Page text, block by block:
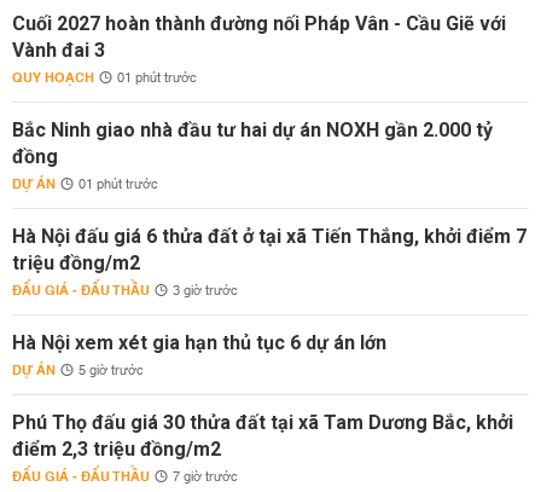
Cuối 2027 hoàn thành đường nối Pháp Vân - Cầu Giẽ với
Vành đai 3
QUY HOẠCH 01 phút trước
Bắc Ninh giao nhà đầu tư hai dự án NOXH gần 2.000 tỷ
đồng
DỰ ÁN 01 phút trước
Hà Nội đấu giá 6 thửa đất ở tại xã Tiến Thắng, khởi điểm 7
triệu đồng/m2
ĐẤU GIÁ - ĐẤU THẦU 3 giờ trước
Hà Nội xem xét gia hạn thủ tục 6 dự án lớn
DỰ ÁN 5 giờ trước
Phú Thọ đấu giá 30 thửa đất tại xã Tam Dương Bắc, khởi
điểm 2,3 triệu đồng/m2
ĐẤU GIÁ - ĐẤU THẦU 7 giờ trước